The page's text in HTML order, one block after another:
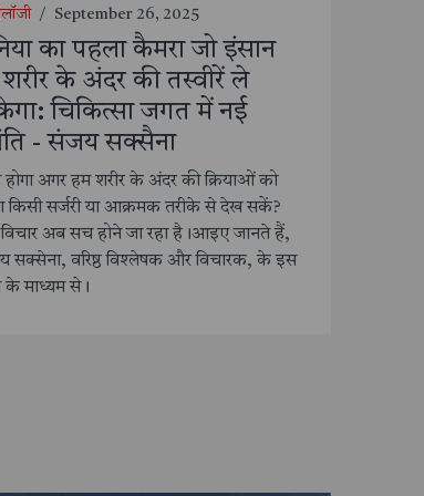
/ September 26, 2025
का पहला कैमरा जो इंसान
के अंदर की तस्वीरें ले
चिकित्सा जगत में नई
- संजय सक्सैना
होगा अगर हम शरीर के अंदर की क्रियाओं को
किसी सर्जरी या आक्रमक तरीके से देख सकें?
अब सच होने जा रहा है।आइए जानते हैं,
सक्सेना, वरिष्ठ विश्लेषक और विचारक, के इस
माध्यम से।